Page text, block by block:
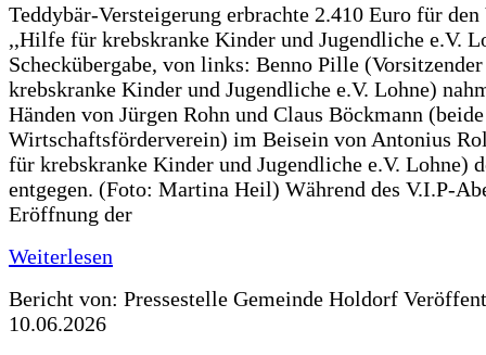
Teddybär-Versteigerung erbrachte 2.410 Euro für den
,,Hilfe für krebskranke Kinder und Jugendliche e.V.
Scheckübergabe, von links: Benno Pille
krebskranke Kinder und Jugendliche e.V. Lohne)
Händen von Jürgen Rohn und Claus Böckmann
Wirtschaftsförderverein) im Beisein von Antonius
für krebskranke Kinder und Jugendliche e.V. Lohne)
entgegen. (Foto: Martina Heil) Während des V.I.P-
Eröffnung der
Weiterlesen
Bericht von: Pressestelle Gemeinde Holdorf
10.06.2026